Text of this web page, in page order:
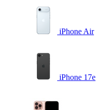
iPhone Air
iPhone 17e